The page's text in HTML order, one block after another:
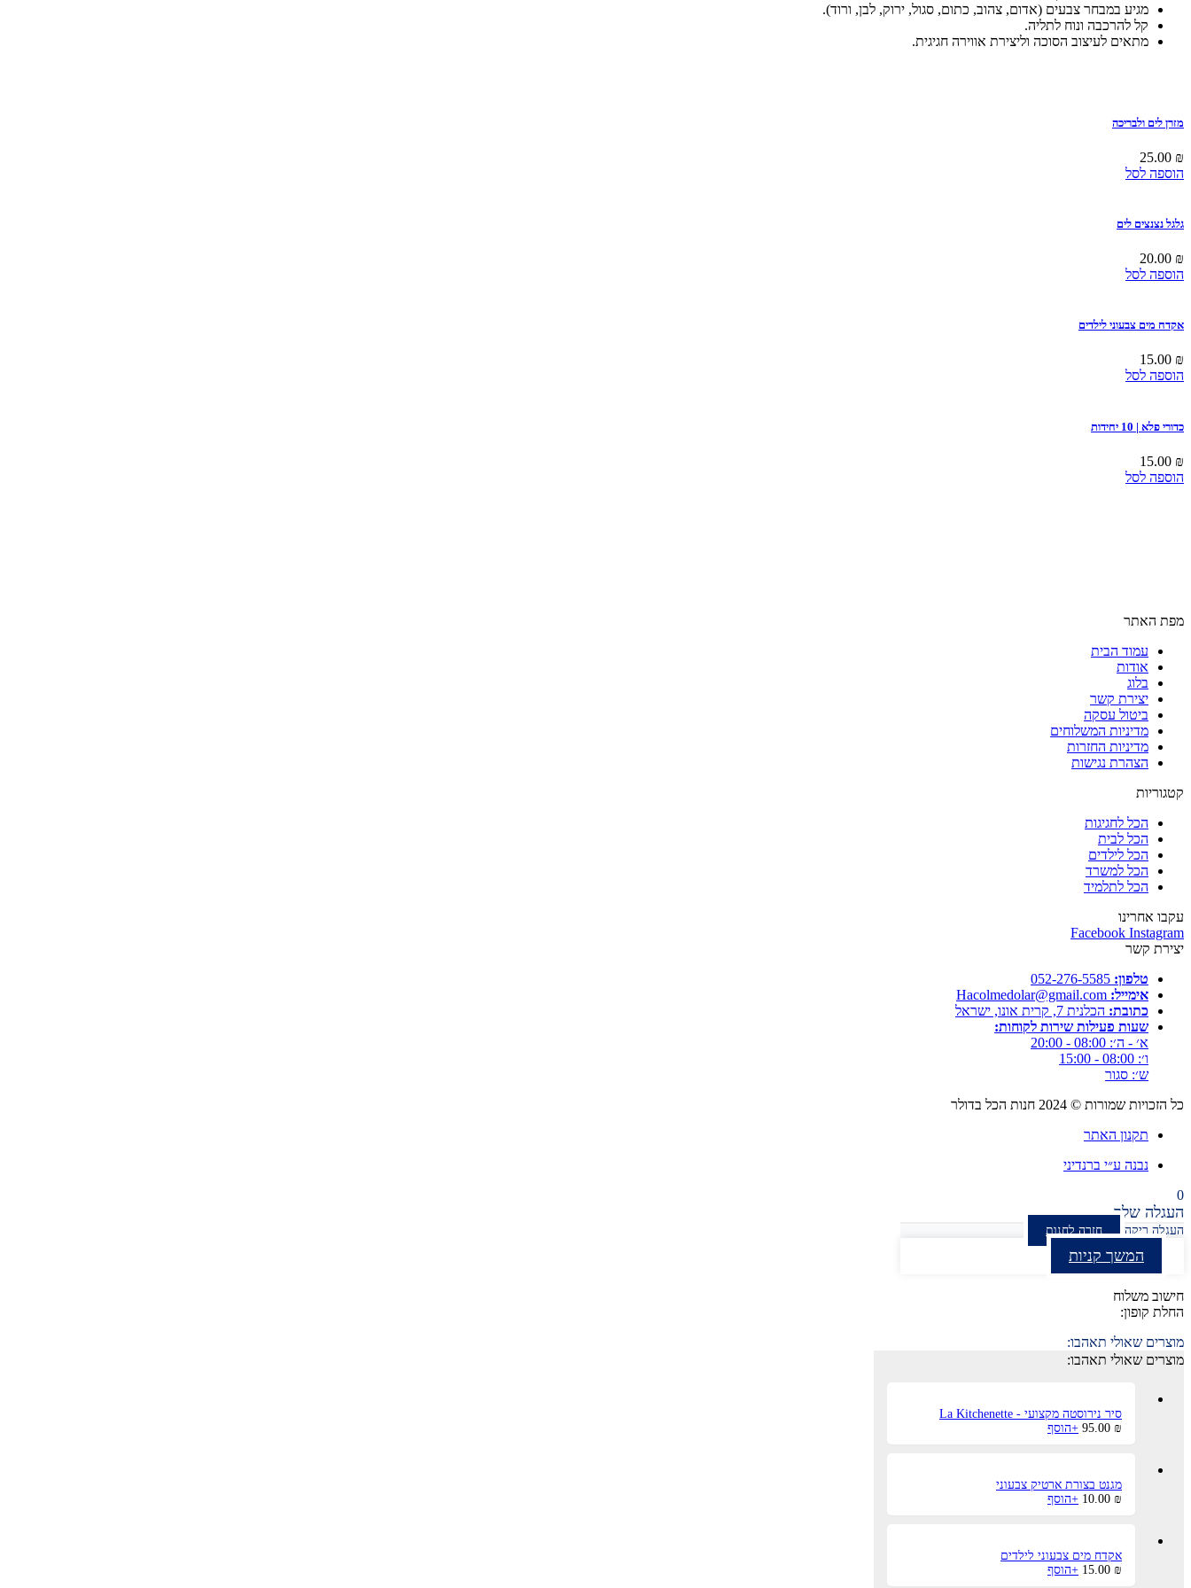
מגיע במבחר צבעים (אדום, צהוב, כתום, סגול, ירוק, לבן, ורוד).
קל להרכבה ונוח לתליה.
מתאים לעיצוב הסוכה וליצירת אווירה חגיגית.
מזרן לים ולבריכה
25.00 ₪
הוספה לסל
גלגל נצנצים לים
20.00 ₪
הוספה לסל
אקדח מים צבעוני לילדים
15.00 ₪
הוספה לסל
כדורי פלא | 10 יחידות
15.00 ₪
הוספה לסל
מפת האתר
עמוד הבית
אודות
בלוג
יצירת קשר
ביטול עסקה
מדיניות המשלוחים
מדיניות החזרות
הצהרת נגישות
קטגוריות
הכל לחגיגות
הכל לבית
הכל לילדים
הכל למשרד
הכל לתלמיד
עקבו אחרינו
Facebook Instagram
יצירת קשר
טלפון: 052-276-5585⁩
אימייל: Hacolmedolar@gmail.com
כתובת: הכלנית 7, קרית אונו, ישראל
שעות פעילות שירות לקוחות:
א׳ - ה׳: 08:00 - 20:00
ו׳: 08:00 - 15:00
ש׳: סגור
כל הזכויות שמורות © 2024 חנות הכל בדולר
תקנון האתר
נבנה ע״י ברנדיני
0
העגלה שלך
העגלה ריקה חזרה לחנות
המשך קניות
חישוב משלוח
החלת קופון:
מוצרים שאולי תאהבו:
מוצרים שאולי תאהבו:
סיר נירוסטה מקצועי - La Kitchenette
95.00 ₪
+הוסף
מגנט בצורת ארטיק צבעוני
10.00 ₪
+הוסףלמוצר
סוגים.
ניתן
אקדח מים צבעוני לילדים
15.00 ₪
+הוסף